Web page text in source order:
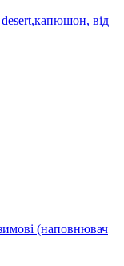
від
(наповнювач